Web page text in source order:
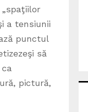
a tensiunii
punctul
să
pictură,